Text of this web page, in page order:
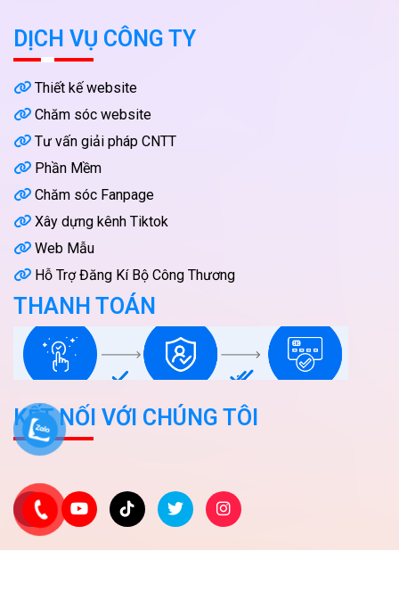
DỊCH VỤ CÔNG TY
Thiết kế website
Chăm sóc website
Tư vấn giải pháp CNTT
Phần Mềm
Chăm sóc Fanpage
Xây dựng kênh Tiktok
Web Mẫu
Hỗ Trợ Đăng Kí Bộ Công Thương
THANH TOÁN
KẾT NỐI VỚI CHÚNG TÔI